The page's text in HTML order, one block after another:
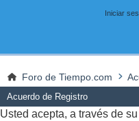
Iniciar
Foro de Tiempo.com
Acuerdo de Registro
Usted acepta, a través de